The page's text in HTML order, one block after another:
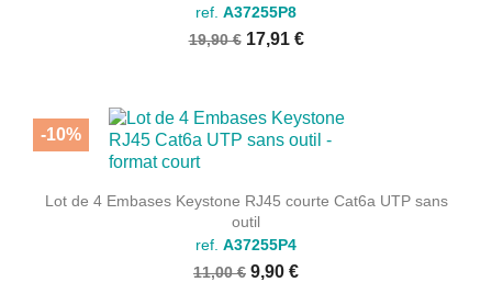
ref. A37255P8
19,90 € 17,91 €
Lot de 4 Embases Keystone RJ45 courte Cat6a UTP sans
outil
ref. A37255P4
11,00 € 9,90 €
-10%